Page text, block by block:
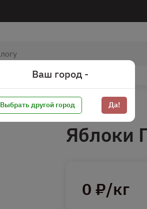
Яблоки
0 ₽/кг
Ваш город -
Выбрать другой город Да!